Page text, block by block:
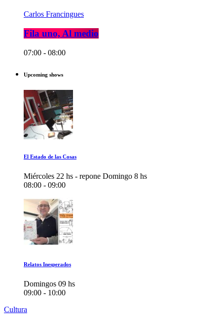
Carlos Francingues
Fila uno, Al medio
07:00 - 08:00
Upcoming shows
El Estado de las Cosas
Miércoles 22 hs - repone Domingo 8 hs
08:00 - 09:00
Relatos Inesperados
Domingos 09 hs
09:00 - 10:00
Cultura